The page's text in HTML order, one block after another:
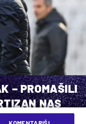
– PROMAŠILI
NAS